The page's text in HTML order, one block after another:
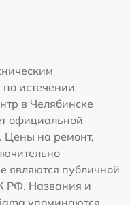
истечении
в Челябинске
официальной
Цены на ремонт,
являются публичной
РФ. Названия и